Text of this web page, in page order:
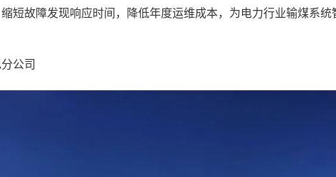
故障发现响应时间，降低年度运维成本，为电力行业输煤系统
公司